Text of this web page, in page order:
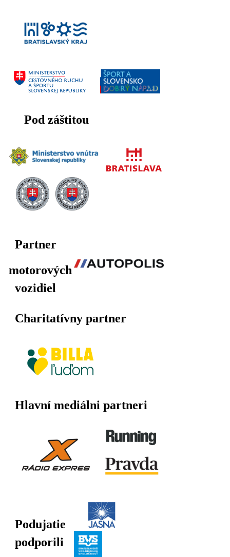
Pod záštitou
Partner
motorových
vozidiel
Charitatívny partner
Hlavní mediálni partneri
Podujatie
podporili